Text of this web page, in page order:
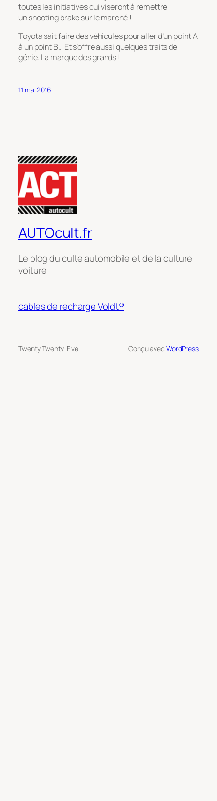
toutes les initiatives qui viseront à remettre
un shooting brake sur le marché !
Toyota sait faire des véhicules pour aller d’un point A
à un point B… Et s’offre aussi quelques traits de
génie. La marque des grands !
11 mai 2016
AUTOcult.fr
Le blog du culte automobile et de la culture
voiture
cables de recharge Voldt®
Twenty Twenty-Five Conçu avec WordPress